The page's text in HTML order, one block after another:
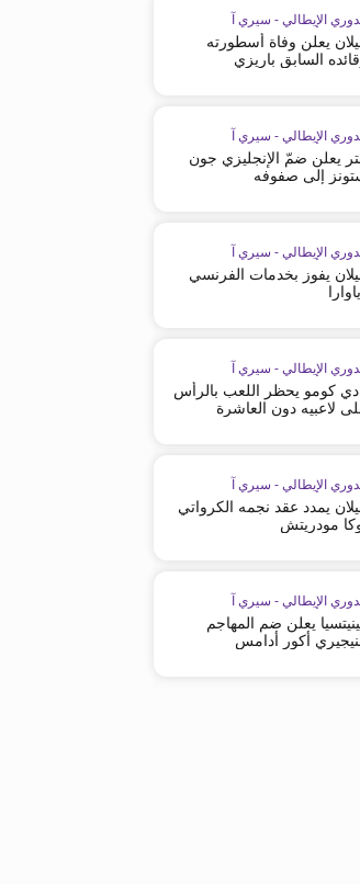
آ
لاوتارو مارتينيز
أوروبا
الإيطالي - سيري آ
يعلن وفاة أسطورته
السابق باريزي
الإيطالي - سيري آ
يعلن ضمّ الإنجليزي جون
إلى صفوفه
الإيطالي - سيري آ
يفوز بخدمات الفرنسي
الإيطالي - سيري آ
كومو يحظر اللعب بالرأس
لاعبيه دون العاشرة
الإيطالي - سيري آ
يمدد عقد نجمه الكرواتي
مودريتش
الإيطالي - سيري آ
يعلن ضم المهاجم
أكور أدامس